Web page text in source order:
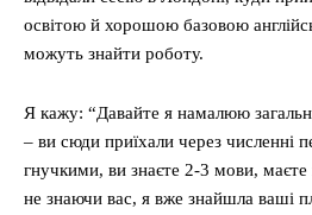
освітою й хорошою базовою
можуть знайти роботу.
Я кажу: “Давайте я намалюю
– ви сюди приїхали через численні
гнучкими, ви знаєте 2-3 мови, маєте
не знаючи вас, я вже знайшла ваші